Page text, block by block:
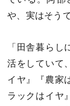
や、実はそう
「田舎暮ら
活をしていて
イヤ』『農家
ラックはイヤ